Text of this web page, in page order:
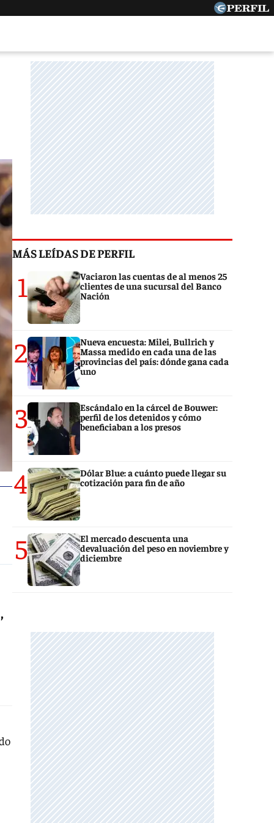
MÁS LEÍDAS DE PERFIL
1
Vaciaron las cuentas de al menos 25
clientes de una sucursal del Banco
Nación
2
Nueva encuesta: Milei, Bullrich y
Massa medido en cada una de las
provincias del país: dónde gana cada
uno
3
Escándalo en la cárcel de Bouwer:
perfil de los detenidos y cómo
beneficiaban a los presos
4
Dólar Blue: a cuánto puede llegar su
cotización para fin de año
5
El mercado descuenta una
devaluación del peso en noviembre y
diciembre